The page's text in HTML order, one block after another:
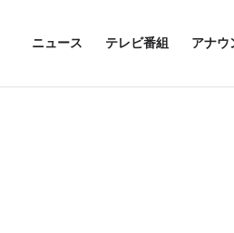
ニュース テレビ番組 アナウ